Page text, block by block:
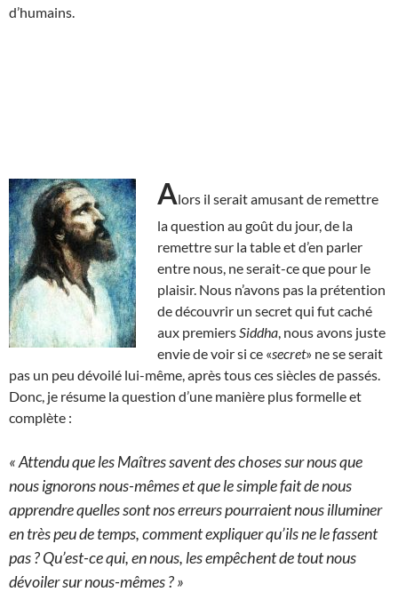
d’humains.
Alors il serait amusant de remettre
la question au goût du jour, de la
remettre sur la table et d’en parler
entre nous, ne serait-ce que pour le
plaisir. Nous n’avons pas la prétention
de découvrir un secret qui fut caché
aux premiers Siddha , nous avons juste
envie de voir si ce «secret» ne se serait
pas un peu dévoilé lui-même, après tous ces siècles de passés.
Donc, je résume la question d’une manière plus formelle et
complète :
« Attendu que les Maîtres savent des choses sur nous que
nous ignorons nous-mêmes et que le simple fait de nous
apprendre quelles sont nos erreurs pourraient nous illuminer
en très peu de temps, comment expliquer qu’ils ne le fassent
pas ? Qu’est-ce qui, en nous, les empêchent de tout nous
dévoiler sur nous-mêmes ? »